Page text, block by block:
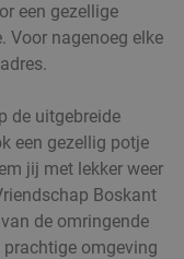
9.2star
15 min.directions_car
€24,95
35%
thee + gebak
een gezellige
Voor nagenoeg elke
de uitgebreide
een gezellig potje
jij met lekker weer
Boskant
de omringende
omgeving